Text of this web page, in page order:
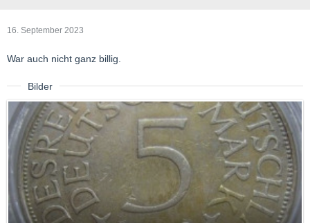
16. September 2023
War auch nicht ganz billig.
Bilder